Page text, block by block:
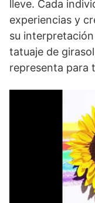
lleve. Cada
experiencias y
su
tatuaje de
representa para